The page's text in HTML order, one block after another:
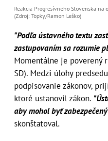
Reakcia Progresívneho Slovenska na
(Zdroj: Topky/Ramon Leško)
"Podľa ústavného textu
zastupovaním sa rozumie
Momentálne je poverený
SD). Medzi úlohy
podpisovanie zákonov,
ktoré ustanovil zákon.
aby mohol byť
skonštatoval.